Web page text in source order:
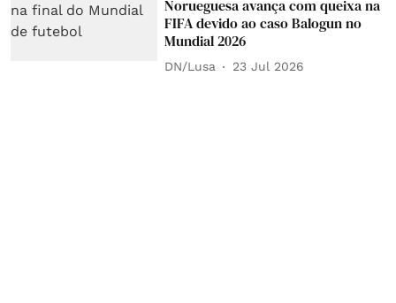
Norueguesa avança com queixa na
FIFA devido ao caso Balogun no
Mundial 2026
DN/Lusa 23 Jul 2026